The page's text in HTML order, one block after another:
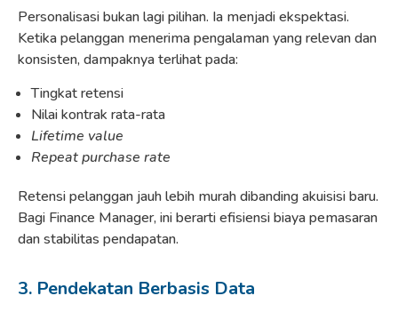
Personalisasi bukan lagi pilihan. Ia menjadi ekspektasi.
Ketika pelanggan menerima pengalaman yang relevan dan
konsisten, dampaknya terlihat pada:
Tingkat retensi
Nilai kontrak rata-rata
Lifetime value
Repeat purchase rate
Retensi pelanggan jauh lebih murah dibanding akuisisi baru.
Bagi Finance Manager, ini berarti efisiensi biaya pemasaran
dan stabilitas pendapatan.
3. Pendekatan Berbasis Data